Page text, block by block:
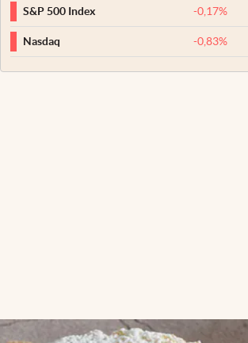
S&P 500 Index -0,17%
Nasdaq -0,83%